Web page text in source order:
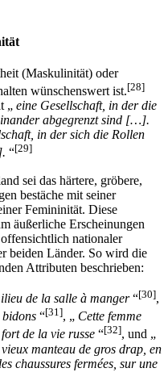
(Maskulinität) oder
wünschenswert ist.[28]
„ eine Gesellschaft, in der die
abgegrenzt sind […].
in der sich die Rollen
“[29]
sei das härtere, gröbere,
bestäche mit seiner
Femininität. Diese
äußerliche Erscheinungen
nationaler
beiden Länder. So wird die
Attributen beschrieben:
de la salle à manger“[30],
bidons “[31], „ Cette femme
de la vie russe “[32], und „
manteau de gros drap, en
chaussures fermées, sur une